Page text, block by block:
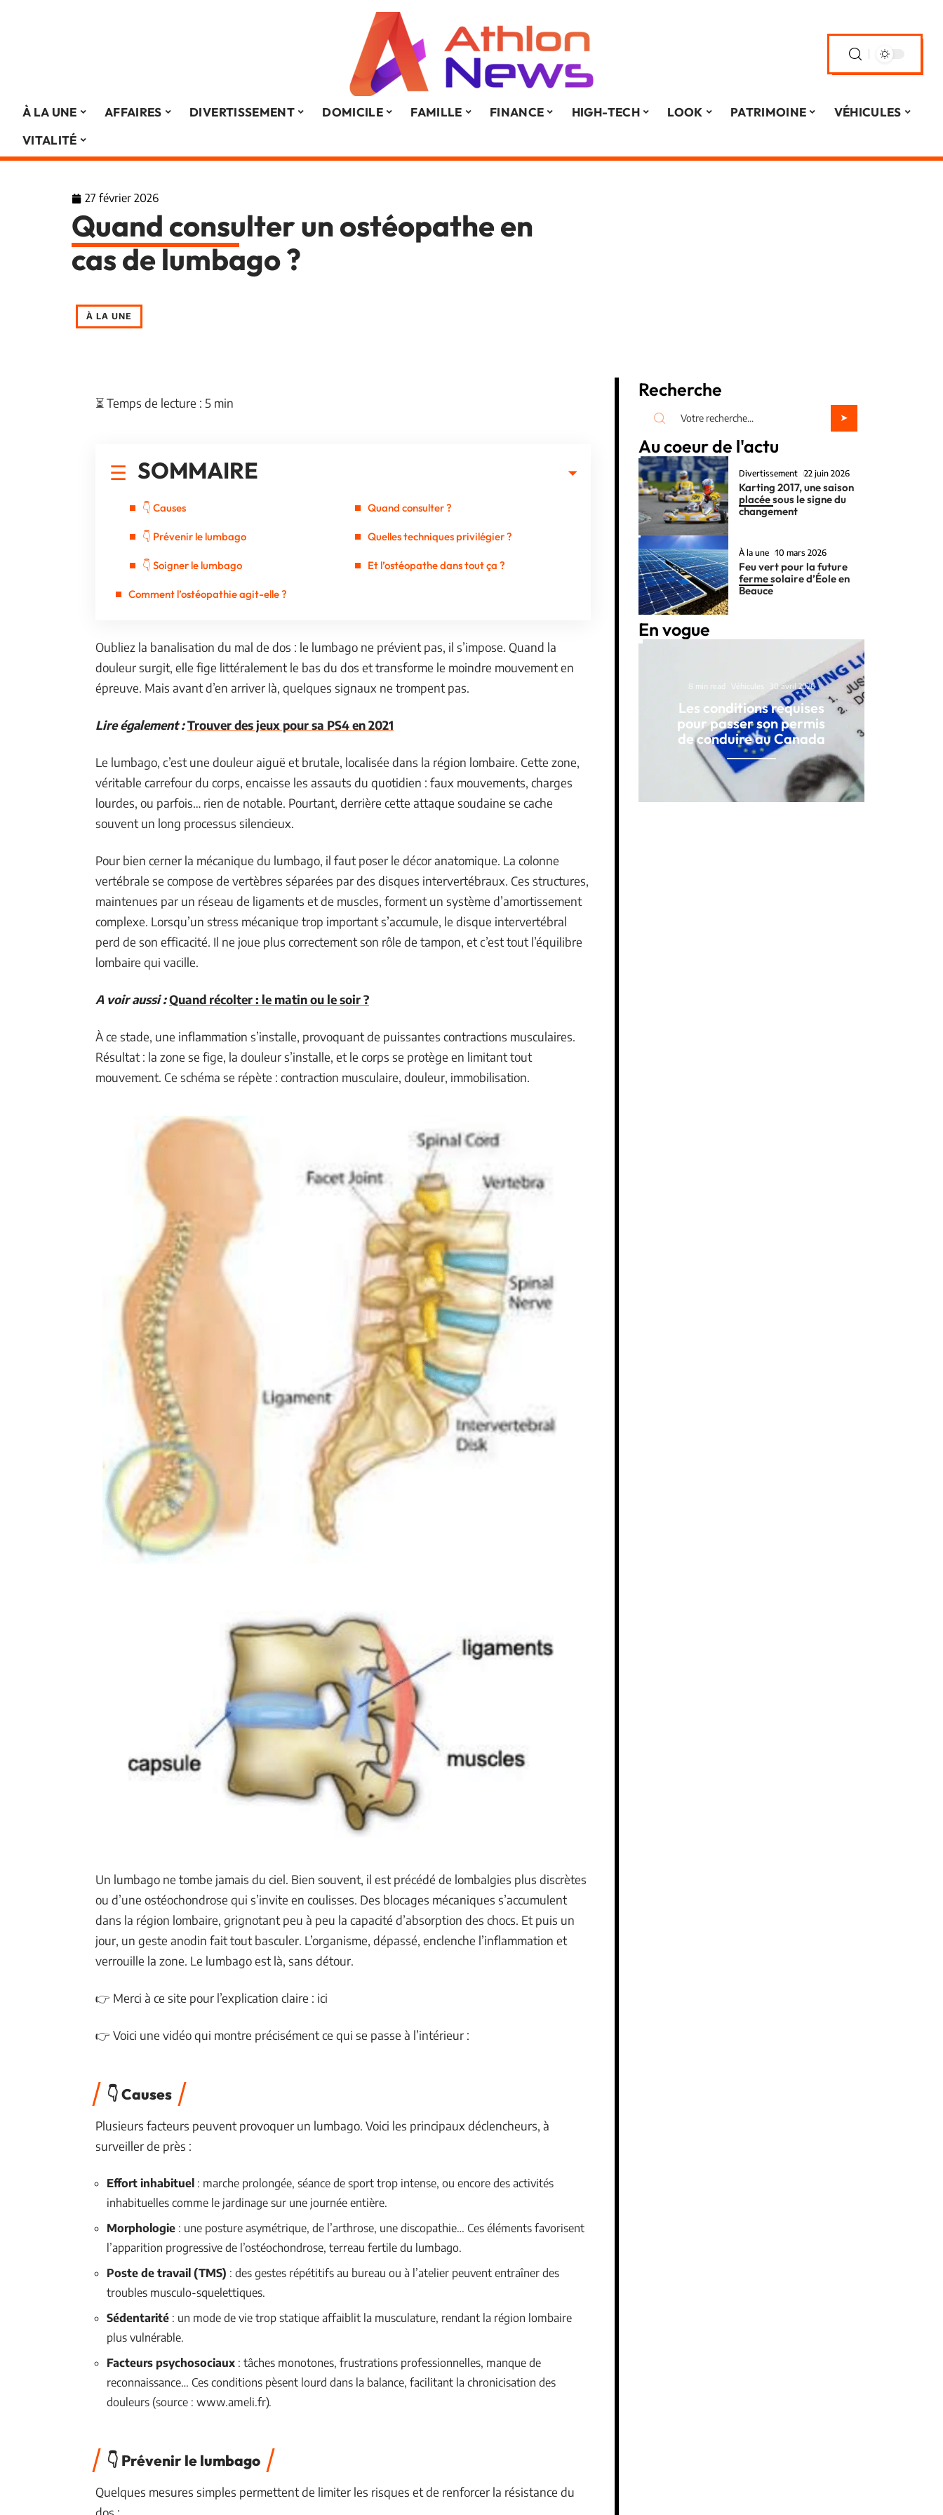
À LA UNE AFFAIRES DIVERTISSEMENT DOMICILE FAMILLE FINANCE HIGH-TECH LOOK PATRIMOINE
VÉHICULES
VITALITÉ
27 février 2026
Quand consulter un ostéopathe en
cas de lumbago ?
À LA UNE
⏳ Temps de lecture : 5 min
SOMMAIRE
👇 Causes
👇 Prévenir le lumbago
👇 Soigner le lumbago
Comment l’ostéopathie agit-elle ?
Quand consulter ?
Quelles techniques privilégier ?
Et l’ostéopathe dans tout ça ?
Oubliez la banalisation du mal de dos : le lumbago ne prévient pas, il s’impose. Quand la
douleur surgit, elle fige littéralement le bas du dos et transforme le moindre mouvement en
épreuve. Mais avant d’en arriver là, quelques signaux ne trompent pas.
Lire également :Trouver des jeux pour sa PS4 en 2021
Le lumbago, c’est une douleur aiguë et brutale, localisée dans la région lombaire. Cette zone,
véritable carrefour du corps, encaisse les assauts du quotidien : faux mouvements, charges
lourdes, ou parfois… rien de notable. Pourtant, derrière cette attaque soudaine se cache
souvent un long processus silencieux.
Pour bien cerner la mécanique du lumbago, il faut poser le décor anatomique. La colonne
vertébrale se compose de vertèbres séparées par des disques intervertébraux. Ces structures,
maintenues par un réseau de ligaments et de muscles, forment un système d’amortissement
complexe. Lorsqu’un stress mécanique trop important s’accumule, le disque intervertébral
perd de son efficacité. Il ne joue plus correctement son rôle de tampon, et c’est tout l’équilibre
lombaire qui vacille.
A voir aussi :Quand récolter : le matin ou le soir ?
À ce stade, une inflammation s’installe, provoquant de puissantes contractions musculaires.
Résultat : la zone se fige, la douleur s’installe, et le corps se protège en limitant tout
mouvement. Ce schéma se répète : contraction musculaire, douleur, immobilisation.
Un lumbago ne tombe jamais du ciel. Bien souvent, il est précédé de lombalgies plus discrètes
ou d’une ostéochondrose qui s’invite en coulisses. Des blocages mécaniques s’accumulent
dans la région lombaire, grignotant peu à peu la capacité d’absorption des chocs. Et puis un
jour, un geste anodin fait tout basculer. L’organisme, dépassé, enclenche l’inflammation et
verrouille la zone. Le lumbago est là, sans détour.
👉 Merci à ce site pour l’explication claire : ici
👉 Voici une vidéo qui montre précisément ce qui se passe à l’intérieur :
👇 Causes
Plusieurs facteurs peuvent provoquer un lumbago. Voici les principaux déclencheurs, à
surveiller de près :
Effort inhabituel : marche prolongée, séance de sport trop intense, ou encore des activités
inhabituelles comme le jardinage sur une journée entière.
Morphologie : une posture asymétrique, de l’arthrose, une discopathie… Ces éléments favorisent
l’apparition progressive de l’ostéochondrose, terreau fertile du lumbago.
Poste de travail (TMS) : des gestes répétitifs au bureau ou à l’atelier peuvent entraîner des
troubles musculo-squelettiques.
Sédentarité : un mode de vie trop statique affaiblit la musculature, rendant la région lombaire
plus vulnérable.
Facteurs psychosociaux : tâches monotones, frustrations professionnelles, manque de
reconnaissance… Ces conditions pèsent lourd dans la balance, facilitant la chronicisation des
douleurs (source : www.ameli.fr).
👇 Prévenir le lumbago
Quelques mesures simples permettent de limiter les risques et de renforcer la résistance du
Recherche
Au coeur de l'actu
Divertissement 22 juin 2026
Karting 2017, une saison
placée sous le signe du
changement
À la une 10 mars 2026
Feu vert pour la future
ferme solaire d’Éole en
Beauce
En vogue
8 min read Véhicules 30 avril 2026
Les conditions requises
pour passer son permis
de conduire au Canada